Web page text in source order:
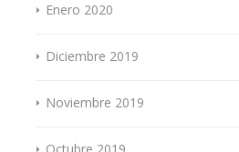
Enero 2020
Diciembre 2019
Noviembre 2019